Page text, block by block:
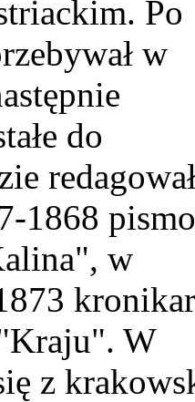
Po
w
do
1868 pismo
w
W
z